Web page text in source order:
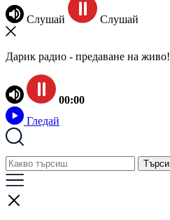
Слушай Слушай
Дарик радио - предаване на живо!
00:00
Гледай